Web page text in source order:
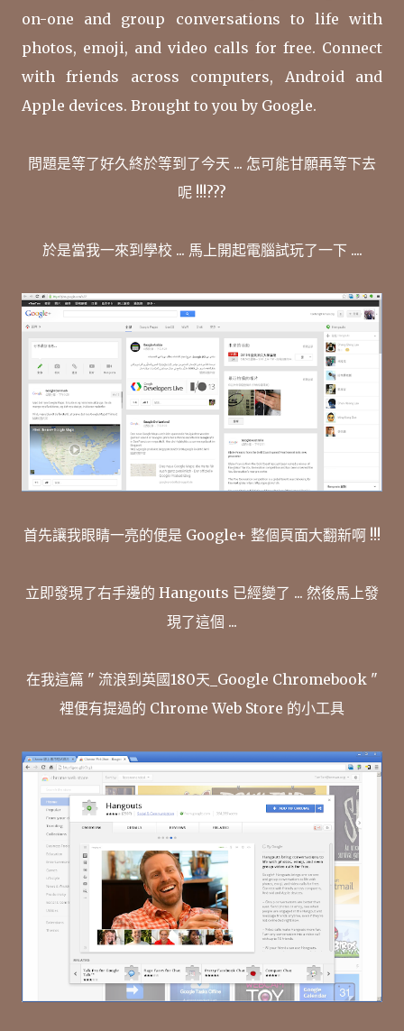
on-one and group conversations to life with
photos, emoji, and video calls for free. Connect
with friends across computers, Android and
Apple devices. Brought to you by Google.
問題是等了好久終於等到了今天 ... 怎可能甘願再等下去
呢 !!!???
於是當我一來到學校 ... 馬上開起電腦試玩了一下 ....
首先讓我眼睛一亮的便是 Google+ 整個頁面大翻新啊 !!!
立即發現了右手邊的 Hangouts 已經變了 ... 然後馬上發
現了這個 ...
在我這篇 " 流浪到英國180天_Google Chromebook "
裡便有提過的 Chrome Web Store 的小工具